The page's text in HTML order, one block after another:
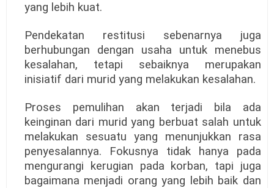
yang lebih kuat.
Pendekatan restitusi sebenarnya juga
berhubungan dengan usaha untuk menebus
kesalahan, tetapi sebaiknya merupakan
inisiatif dari murid yang melakukan kesalahan.
Proses pemulihan akan terjadi bila ada
keinginan dari murid yang berbuat salah untuk
melakukan sesuatu yang menunjukkan rasa
penyesalannya. Fokusnya tidak hanya pada
mengurangi kerugian pada korban, tapi juga
bagaimana menjadi orang yang lebih baik dan